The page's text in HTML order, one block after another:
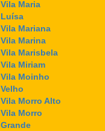
Vila Maria
Luísa
Vila Mariana
Vila Marina
Vila Marisbela
Vila Miriam
Vila Moinho
Velho
Vila Morro Alto
Vila Morro
Grande